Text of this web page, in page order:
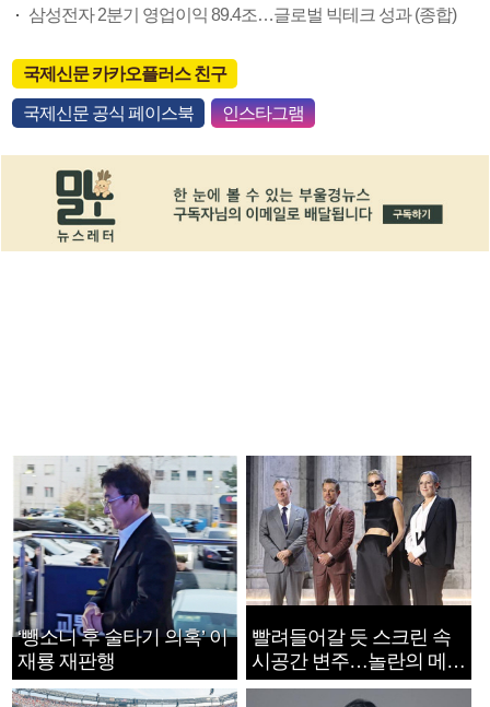
삼성전자 2분기 영업이익 89.4조…글로벌 빅테크 성과 (종합)
국제신문 카카오플러스 친구
국제신문 공식 페이스북 인스타그램
‘뺑소니 후 술타기 의혹’ 이
재룡 재판행
빨려들어갈 듯 스크린 속
시공간 변주…놀란의 메시
지는 ‘전쟁 속죄’